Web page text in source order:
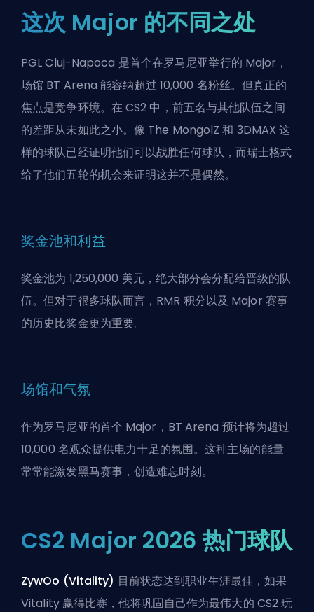
这次 Major 的不同之处
PGL Cluj-Napoca 是首个在罗马尼亚举行的 Major，
场馆 BT Arena 能容纳超过 10,000 名粉丝。但真正的
焦点是竞争环境。在 CS2 中，前五名与其他队伍之间
的差距从未如此之小。像 The MongolZ 和 3DMAX 这
样的球队已经证明他们可以战胜任何球队，而瑞士格式
给了他们五轮的机会来证明这并不是偶然。
奖金池和利益
奖金池为 1,250,000 美元，绝大部分会分配给晋级的队
伍。但对于很多球队而言，RMR 积分以及 Major 赛事
的历史比奖金更为重要。
场馆和气氛
作为罗马尼亚的首个 Major，BT Arena 预计将为超过
10,000 名观众提供电力十足的氛围。这种主场的能量
常常能激发黑马赛事，创造难忘时刻。
CS2 Major 2026 热门球队
ZywOo (Vitality) 目前状态达到职业生涯最佳，如果
Vitality 赢得比赛，他将巩固自己作为最伟大的 CS2 玩